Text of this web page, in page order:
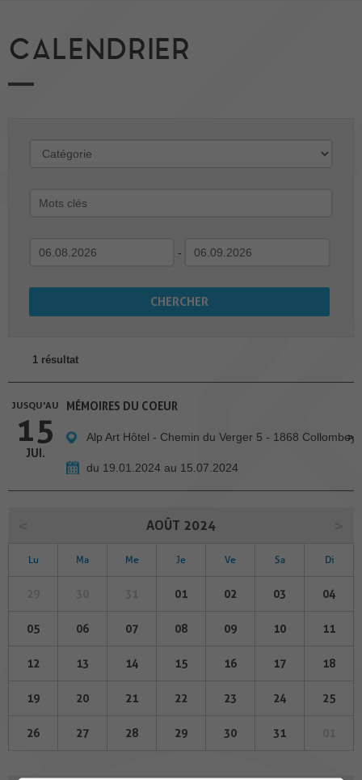
CALENDRIER
-
1 résultat
JUSQU'AU
15
JUI.
MÉMOIRES DU COEUR
Alp Art Hôtel - Chemin du Verger 5 - 1868 Collombey
du 19.01.2024 au 15.07.2024
AOÛT 2024
Lu Ma Me Je Ve Sa Di
01 02 03 04
05 06 07 08 09 10 11
12 13 14 15 16 17 18
19 20 21 22 23 24 25
26 27 28 29 30 31